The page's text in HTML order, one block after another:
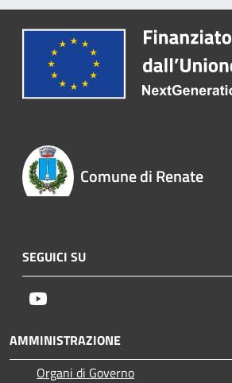
Comune di Renate
SEGUICI SU
AMMINISTRAZIONE
Organi di Governo